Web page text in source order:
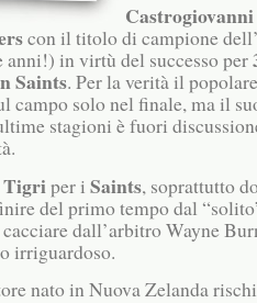
Castrogiovanni
con il titolo di campione
anni!) in virtù del successo per
Saints. Per la verità il
campo solo nel finale, ma il
stagioni è fuori
Tigriper i Saints, soprattutto
del primo tempo dal
dall’arbitro Wayne
irriguardoso.
nato in Nuova Zelanda